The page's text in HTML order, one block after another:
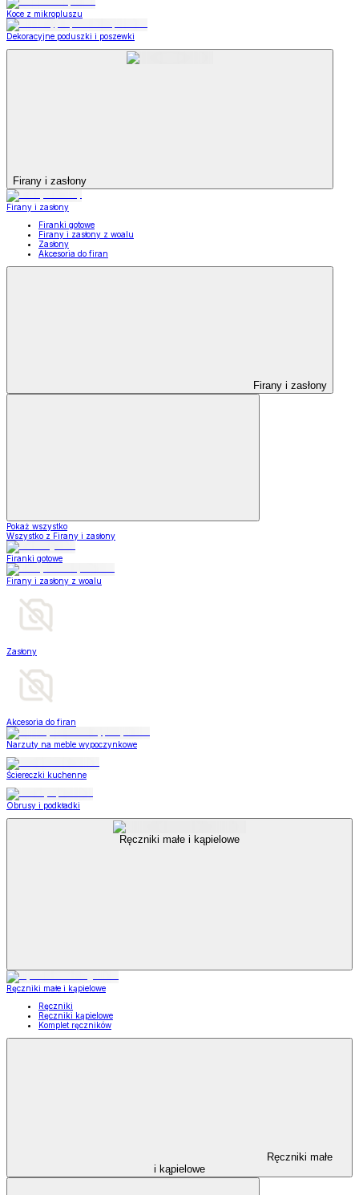
Koce z mikropluszu
Dekoracyjne poduszki i poszewki
Firany i zasłony
Firany i zasłony
Firanki gotowe
Firany i zasłony z woalu
Zasłony
Akcesoria do firan
Firany i zasłony
Pokaż wszystko
Wszystko z Firany i zasłony
Firanki gotowe
Firany i zasłony z woalu
Zasłony
Akcesoria do firan
Narzuty na meble wypoczynkowe
Ściereczki kuchenne
Obrusy i podkładki
Ręczniki małe i kąpielowe
Ręczniki małe i kąpielowe
Ręczniki
Ręczniki kąpielowe
Komplet ręczników
Ręczniki małe
i kąpielowe